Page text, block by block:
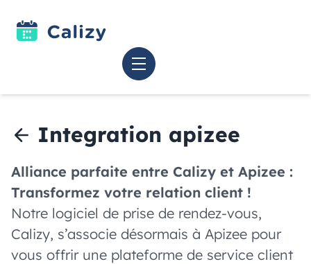
Integration apizee
Alliance parfaite entre Calizy et Apizee :
Transformez votre relation client !
Notre logiciel de prise de rendez-vous,
Calizy, s’associe désormais à Apizee pour
vous offrir une plateforme de service client